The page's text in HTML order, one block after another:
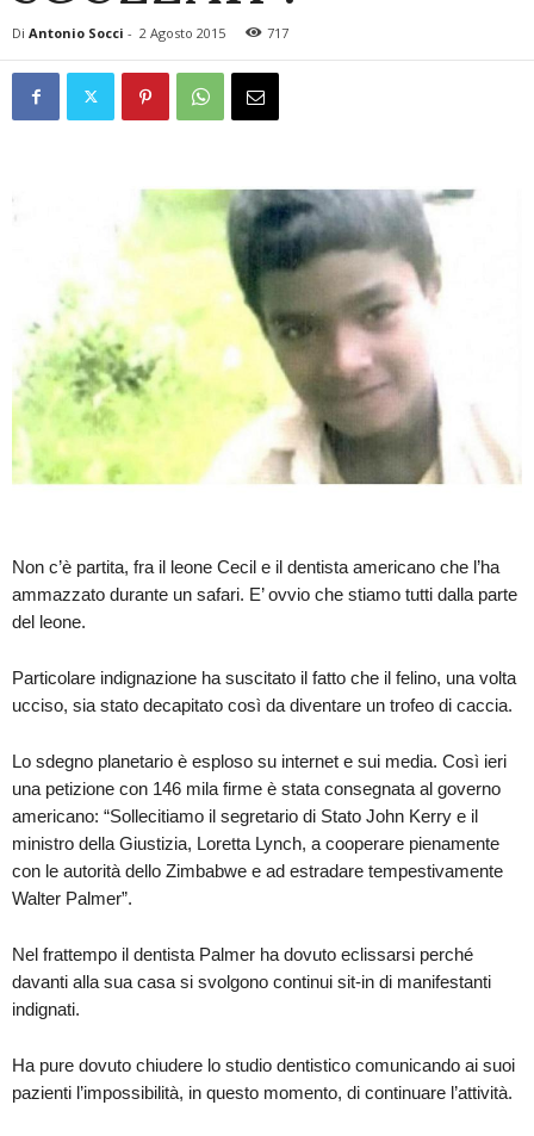
Di Antonio Socci - 2 Agosto 2015 717
Non c’è partita, fra il leone Cecil e il dentista americano che l’ha
ammazzato durante un safari. E’ ovvio che stiamo tutti dalla parte
del leone.
Particolare indignazione ha suscitato il fatto che il felino, una volta
ucciso, sia stato decapitato così da diventare un trofeo di caccia.
Lo sdegno planetario è esploso su internet e sui media. Così ieri
una petizione con 146 mila firme è stata consegnata al governo
americano: “Sollecitiamo il segretario di Stato John Kerry e il
ministro della Giustizia, Loretta Lynch, a cooperare pienamente
con le autorità dello Zimbabwe e ad estradare tempestivamente
Walter Palmer”.
Nel frattempo il dentista Palmer ha dovuto eclissarsi perché
davanti alla sua casa si svolgono continui sit-in di manifestanti
indignati.
Ha pure dovuto chiudere lo studio dentistico comunicando ai suoi
pazienti l’impossibilità, in questo momento, di continuare l’attività.